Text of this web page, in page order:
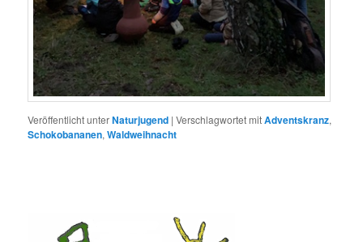
Veröffentlicht unterNaturjugend |Verschlagwortet mitAdventskranz,
Schokobananen,Waldweihnacht